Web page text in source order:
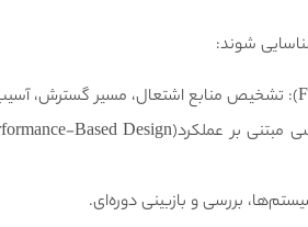
شوند:
بررسی و بازبینی دوره‌ای.